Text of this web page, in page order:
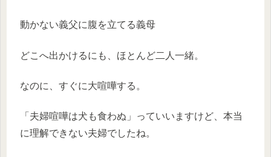
動かない義父に腹を立てる義母
どこへ出かけるにも、ほとんど二人一緒。
なのに、すぐに大喧嘩する。
「夫婦喧嘩は犬も食わぬ」っていいますけど、本当
に理解できない夫婦でしたね。